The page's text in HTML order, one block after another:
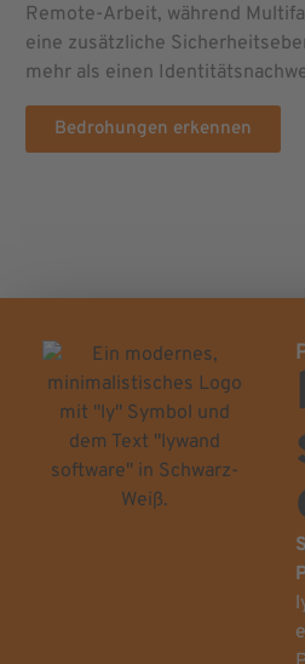
Remote-Arbeit, während
eine zusätzliche
mehr als einen
Bedrohungen erkennen